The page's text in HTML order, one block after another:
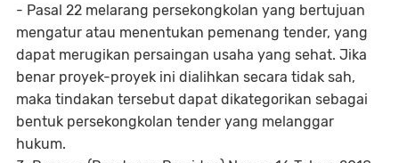
- Pasal 22 melarang persekongkolan yang bertujuan
mengatur atau menentukan pemenang tender, yang
dapat merugikan persaingan usaha yang sehat. Jika
benar proyek-proyek ini dialihkan secara tidak sah,
maka tindakan tersebut dapat dikategorikan sebagai
bentuk persekongkolan tender yang melanggar
hukum.